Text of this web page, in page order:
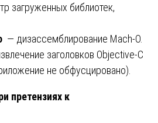
загруженных библиотек,
— дизассемблирование Mach-O.
заголовков Objective-C
не обфусцировано).
претензиях к